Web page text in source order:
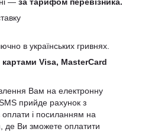
в українських гривнях.
Visa, MasterCard
Вам на електронну
прийде рахунок з
оплати і посиланням на
де Ви зможете оплатити